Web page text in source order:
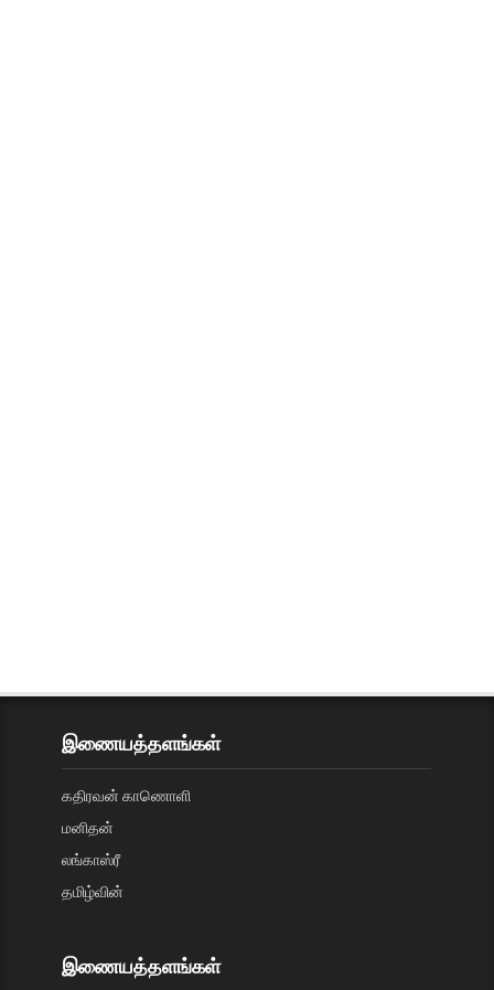
இணையத்தளங்கள்
கதிரவன் காணொளி
மனிதன்
லங்காஸ்ரீ
தமிழ்வின்
இணையத்தளங்கள்